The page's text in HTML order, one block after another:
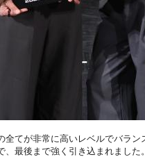
てが非常に高いレベルでバラ
最後まで強く引き込まれました。